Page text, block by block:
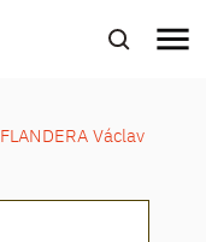
menu
FLANDERA Václav